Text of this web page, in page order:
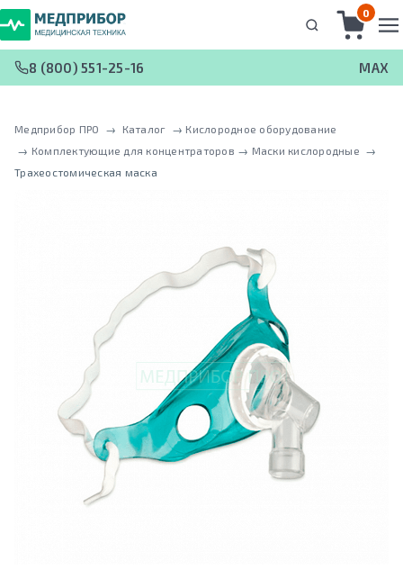
0
8 (800) 551-25-16 MAX
Медприбор ПРО → Каталог → Кислородное оборудование
→ Комплектующие для концентраторов → Маски кислородные →
Трахеостомическая маска